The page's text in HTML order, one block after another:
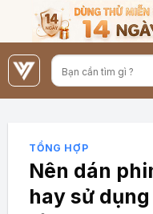
nội
dung
TỔNG HỢP
Nên dán
hay sử